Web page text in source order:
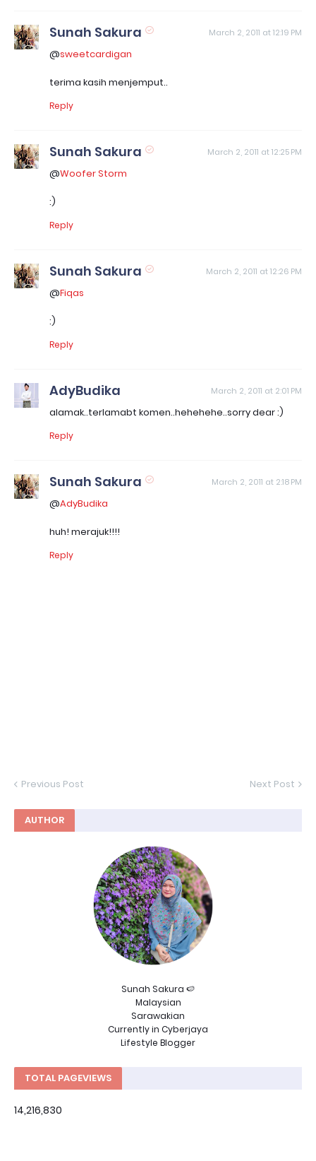
Sunah Sakura March 2, 2011 at 12:19 PM
@sweetcardigan
terima kasih menjemput..
Reply
Sunah Sakura March 2, 2011 at 12:25 PM
@Woofer Storm
:)
Reply
Sunah Sakura March 2, 2011 at 12:26 PM
@Fiqas
:)
Reply
AdyBudika March 2, 2011 at 2:01 PM
alamak..terlamabt komen..hehehehe..sorry dear :)
Reply
Sunah Sakura March 2, 2011 at 2:18 PM
@AdyBudika
huh! merajuk!!!!
Reply
Previous Post Next Post
AUTHOR
Sunah Sakura 🍉
Malaysian
Sarawakian
Currently in Cyberjaya
Lifestyle Blogger
TOTAL PAGEVIEWS
14,216,830